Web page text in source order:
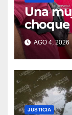
Una
AGO 4, 2026
JUSTICIA